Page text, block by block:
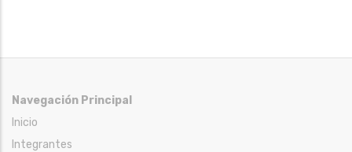
Navegación Principal
Inicio
Integrantes